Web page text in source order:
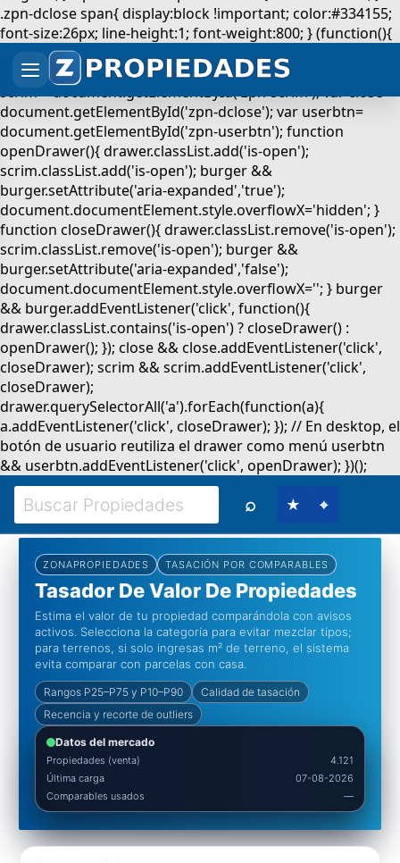
⌕ ★ ⌖
ZONAPROPIEDADES TASACIÓN POR COMPARABLES
Tasador De Valor De Propiedades
Estima el valor de tu propiedad comparándola con avisos
activos. Selecciona la categoría para evitar mezclar tipos;
para terrenos, si solo ingresas m² de terreno, el sistema
evita comparar con parcelas con casa.
Rangos P25–P75 y P10–P90
Calidad de tasación
Recencia y recorte de outliers
Datos del mercado
Propiedades (venta)
4.121
Última carga
07-08-2026
Comparables usados
—